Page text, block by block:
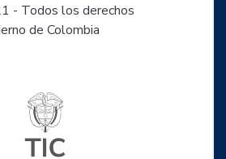
- Todos los derechos
de Colombia